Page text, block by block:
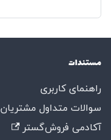
مستندات
راهنمای کاربری
سوالات متداول مشتریان
آکادمی فروش‌گستر